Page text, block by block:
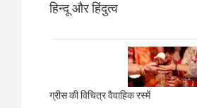
हिन्दू और हिंदुत्व
ग्रीस की विचित्र वैवाहिक रस्में